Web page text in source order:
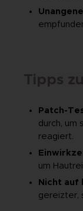
Tipps
Patch-
durch, um
reagiert.
um
Nicht auf
gereizter,